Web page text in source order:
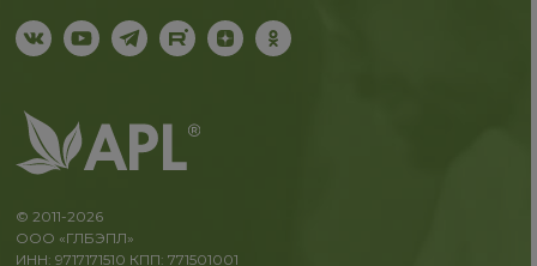
© 2011-2026
ООО «ГЛБЭПЛ»
ИНН: 9717171510 КПП: 771501001